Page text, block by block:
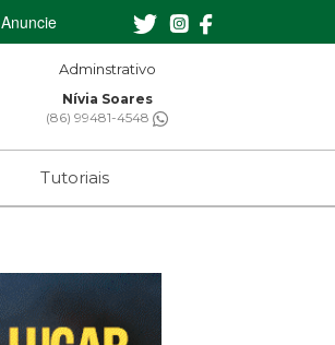
Anuncie
Adminstrativo
Nívia Soares
(86) 99481-4548
Tutoriais